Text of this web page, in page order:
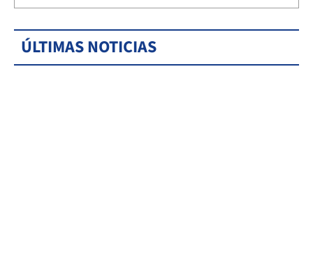
ÚLTIMAS NOTICIAS